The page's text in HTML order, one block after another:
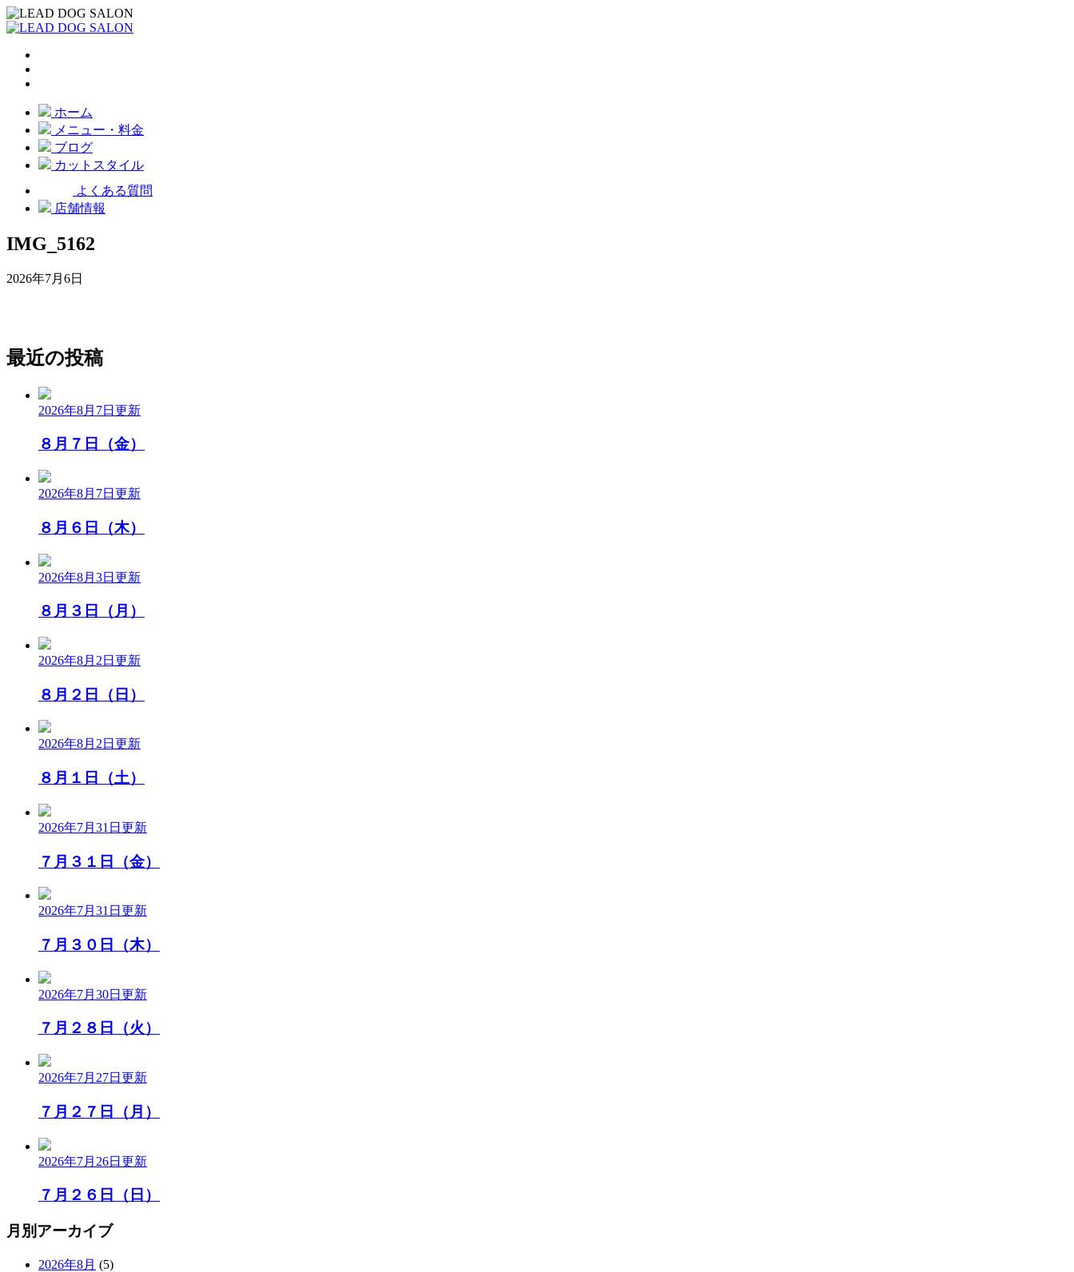
ホーム
メニュー・料金
ブログ
カットスタイル
よくある質問
店舗情報
IMG_5162
2026年7月6日
最近の投稿
2026年8月7日 更新
８月７日（金）
2026年8月7日 更新
８月６日（木）
2026年8月3日 更新
８月３日（月）
2026年8月2日 更新
８月２日（日）
2026年8月2日 更新
８月１日（土）
2026年7月31日 更新
７月３１日（金）
2026年7月31日 更新
７月３０日（木）
2026年7月30日 更新
７月２８日（火）
2026年7月27日 更新
７月２７日（月）
2026年7月26日 更新
７月２６日（日）
月別アーカイブ
2026年8月 (5)